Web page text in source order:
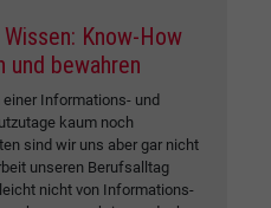
Know-How
und bewahren
Informations- und
kaum noch
sind wir uns aber gar nicht
unseren Berufsalltag
nicht von Informations-